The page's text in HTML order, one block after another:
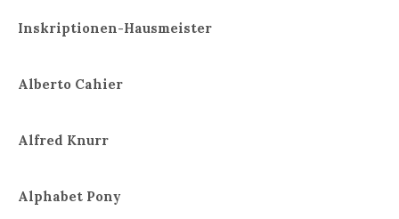
Inskriptionen-Hausmeister
Alberto Cahier
Alfred Knurr
Alphabet Pony